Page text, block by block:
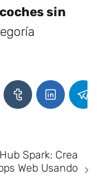
sin
Spark: Crea
Web Usando